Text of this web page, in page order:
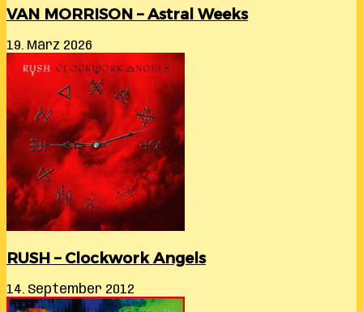
VAN MORRISON – Astral Weeks
19. März 2026
RUSH – Clockwork Angels
14. September 2012